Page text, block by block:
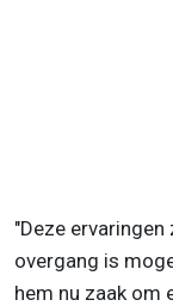
"Deze
overgang is
hem nu zaak om